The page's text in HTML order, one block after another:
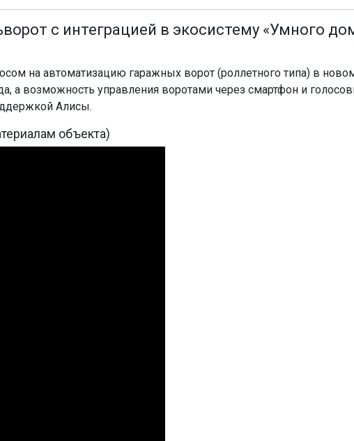
с интеграцией в экосистему «Умного
на автоматизацию гаражных ворот (роллетного типа) в
а возможность управления воротами через смартфон и
Алисы.
объекта)